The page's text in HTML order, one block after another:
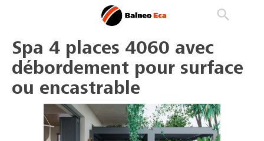
search
Spa 4 places 4060 avec
débordement pour surface
ou encastrable